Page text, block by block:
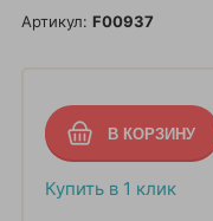
Артикул: F00937
Купить в 1 клик